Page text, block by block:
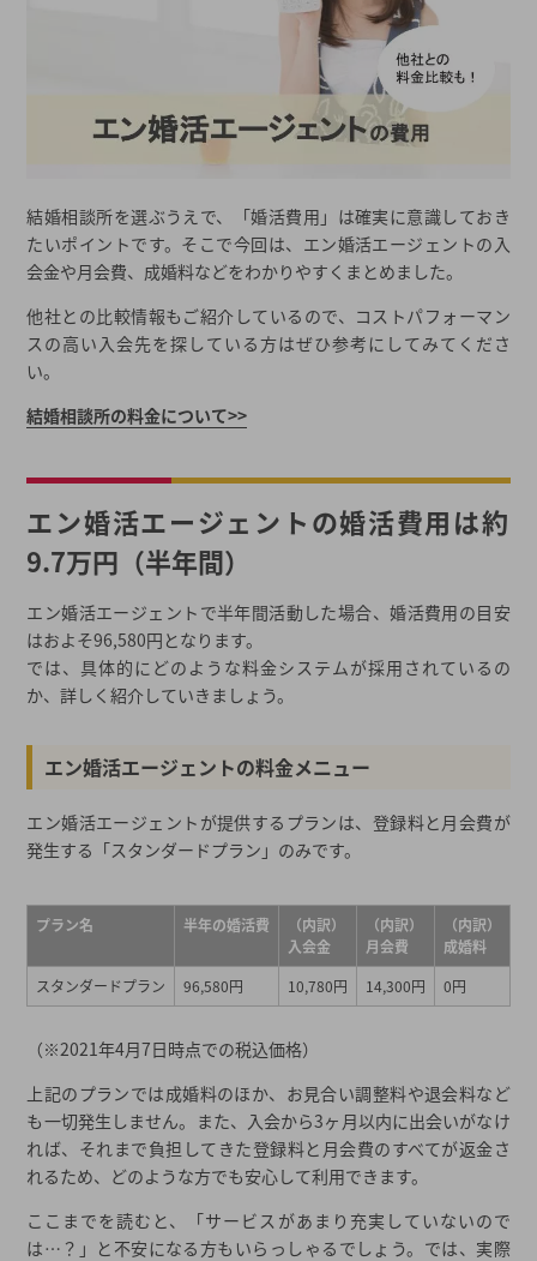
結婚相談所を選ぶうえで、「婚活費用」は確実に意識しておき
たいポイントです。そこで今回は、エン婚活エージェントの入
会金や月会費、成婚料などをわかりやすくまとめました。
他社との比較情報もご紹介しているので、コストパフォーマン
スの高い入会先を探している方はぜひ参考にしてみてくださ
い。
結婚相談所の料金について>>
エン婚活エージェントの婚活費用は約
9.7万円（半年間）
エン婚活エージェントで半年間活動した場合、婚活費用の目安
はおよそ96,580円となります。
では、具体的にどのような料金システムが採用されているの
か、詳しく紹介していきましょう。
エン婚活エージェントの料金メニュー
エン婚活エージェントが提供するプランは、登録料と月会費が
発生する「スタンダードプラン」のみです。
プラン名 半年の婚活費
（内訳）
入会金
（内訳）
月会費
（内訳）
成婚料
スタンダードプラン
96,580円 10,780円 14,300円 0円
（※2021年4月7日時点での税込価格）
上記のプランでは成婚料のほか、お見合い調整料や退会料など
も一切発生しません。また、入会から3ヶ月以内に出会いがなけ
れば、それまで負担してきた登録料と月会費のすべてが返金さ
れるため、どのような方でも安心して利用できます。
ここまでを読むと、「サービスがあまり充実していないので
は…？」と不安になる方もいらっしゃるでしょう。では、実際